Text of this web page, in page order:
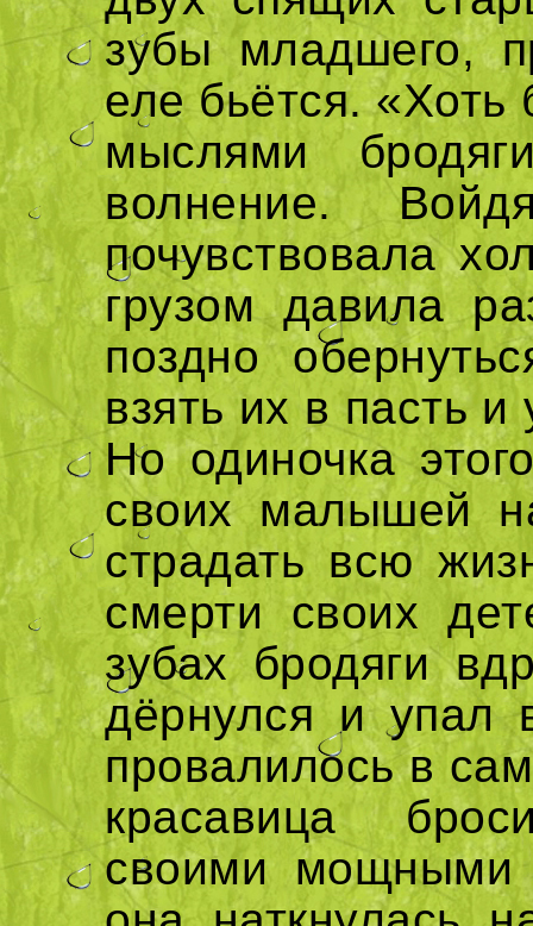
зубы младшего,
еле бьётся.
мыслями
волнение.
почувствовала
грузом давила
поздно
взять их в пасть
Но одиночка
своих малышей
страдать всю
смерти своих
зубах бродяги
дёрнулся и упал
провалилось в
красавица
своими мощными